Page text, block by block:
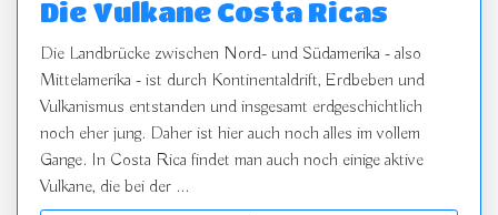
Die Vulkane Costa Ricas
Die Landbrücke zwischen Nord- und Südamerika - also
Mittelamerika - ist durch Kontinentaldrift, Erdbeben und
Vulkanismus entstanden und insgesamt erdgeschichtlich
noch eher jung. Daher ist hier auch noch alles im vollem
Gange. In Costa Rica findet man auch noch einige aktive
Vulkane, die bei der ...